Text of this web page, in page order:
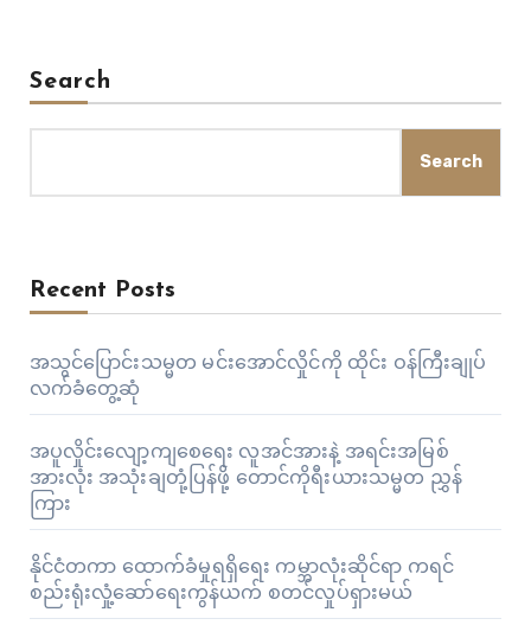
Search
Search
Recent Posts
အသွင်ပြောင်းသမ္မတ မင်းအောင်လှိုင်ကို ထိုင်း ဝန်ကြီးချုပ်
လက်ခံတွေ့ဆုံ
အပူလှိုင်းလျော့ကျစေရေး လူအင်အားနဲ့ အရင်းအမြစ်
အားလုံး အသုံးချတုံ့ပြန်ဖို့ တောင်ကိုရီးယားသမ္မတ ညွှန်
ကြား
နိုင်ငံတကာ ထောက်ခံမှုရရှိရေး ကမ္ဘာလုံးဆိုင်ရာ ကရင်
စည်းရုံးလှုံ့ဆော်ရေးကွန်ယက် စတင်လှုပ်ရှားမယ်